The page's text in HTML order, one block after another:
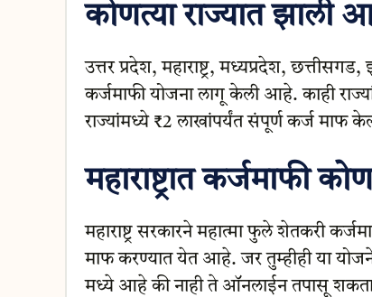
कोणत्या राज्यात झाली
उत्तर प्रदेश, महाराष्ट्र, मध्यप्रदेश,
कर्जमाफी योजना लागू केली आहे. काही
राज्यांमध्ये ₹2 लाखांपर्यंत संपूर्ण कर्ज माफ
महाराष्ट्रात कर्जमाफी
महाराष्ट्र सरकारने महात्मा फुले शेतकरी
माफ करण्यात येत आहे. जर तुम्हीही या
मध्ये आहे की नाही ते ऑनलाईन तपासू